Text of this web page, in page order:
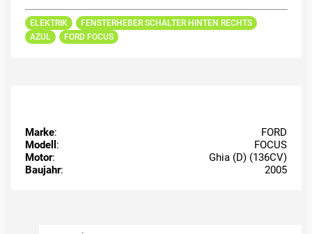
ELEKTRIK
FENSTERHEBER SCHALTER HINTEN RECHTS
AZUL
FORD FOCUS
Marke:
FORD
Modell :
FOCUS
Motor:
Ghia (D) (136CV)
Baujahr: 2005